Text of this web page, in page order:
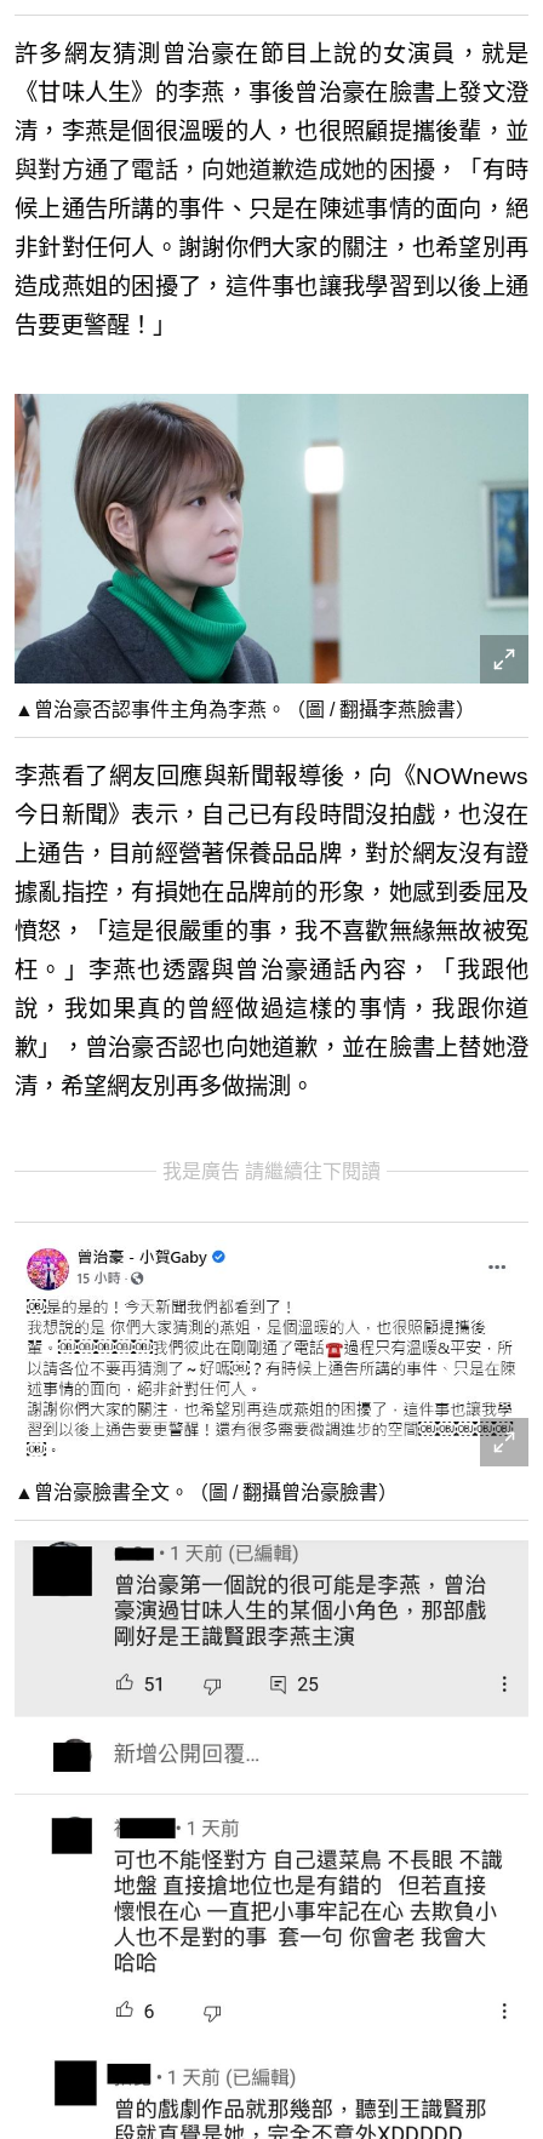
許多網友猜測曾治豪在節目上說的女演員，就是
《甘味人生》的李燕，事後曾治豪在臉書上發文澄
清，李燕是個很溫暖的人，也很照顧提攜後輩 ，並
與對方通了電話，向她道歉造成她的困擾，「 有時
候上通告所講的事件、只是在陳述事情的面向，絕
非針對任何人。謝謝你們大家的關注，也希望別再
造成燕姐的困擾了，這件事也讓我學習到以後上通
告要更警醒！」
▲曾治豪否認事件主角為李燕。（圖 / 翻攝李燕臉書）
李燕看了網友回應與新聞報導後，向《NOWnews
今日新聞》表示，自己已有段時間沒拍戲，也沒在
上通告，目前經營著保養品品牌，對於網友沒有證
據亂指控，有損她在品牌前的形象，她感到委屈及
憤怒，「這是很嚴重的事，我不喜歡無緣無故被冤
枉。」李燕也透露與曾治豪通話內容，「我跟他
說，我如果真的曾經做過這樣的事情，我跟你道
歉」，曾治豪否認也向她道歉，並在臉書上替她澄
清，希望網友別再多做揣測。
我是廣告 請繼續往下閱讀
▲曾治豪臉書全文。（圖 / 翻攝曾治豪臉書）